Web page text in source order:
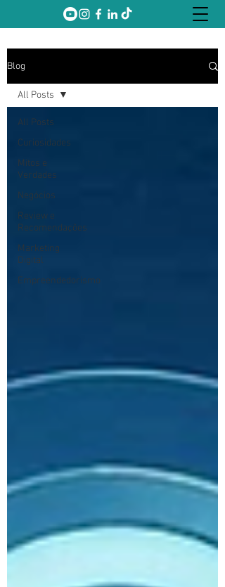
Blog
All Posts
Curiosidades
Mitos e
Verdades
Negócios
Review e
Recomendações
Marketing
Digital
Empreendedorismo
All Posts